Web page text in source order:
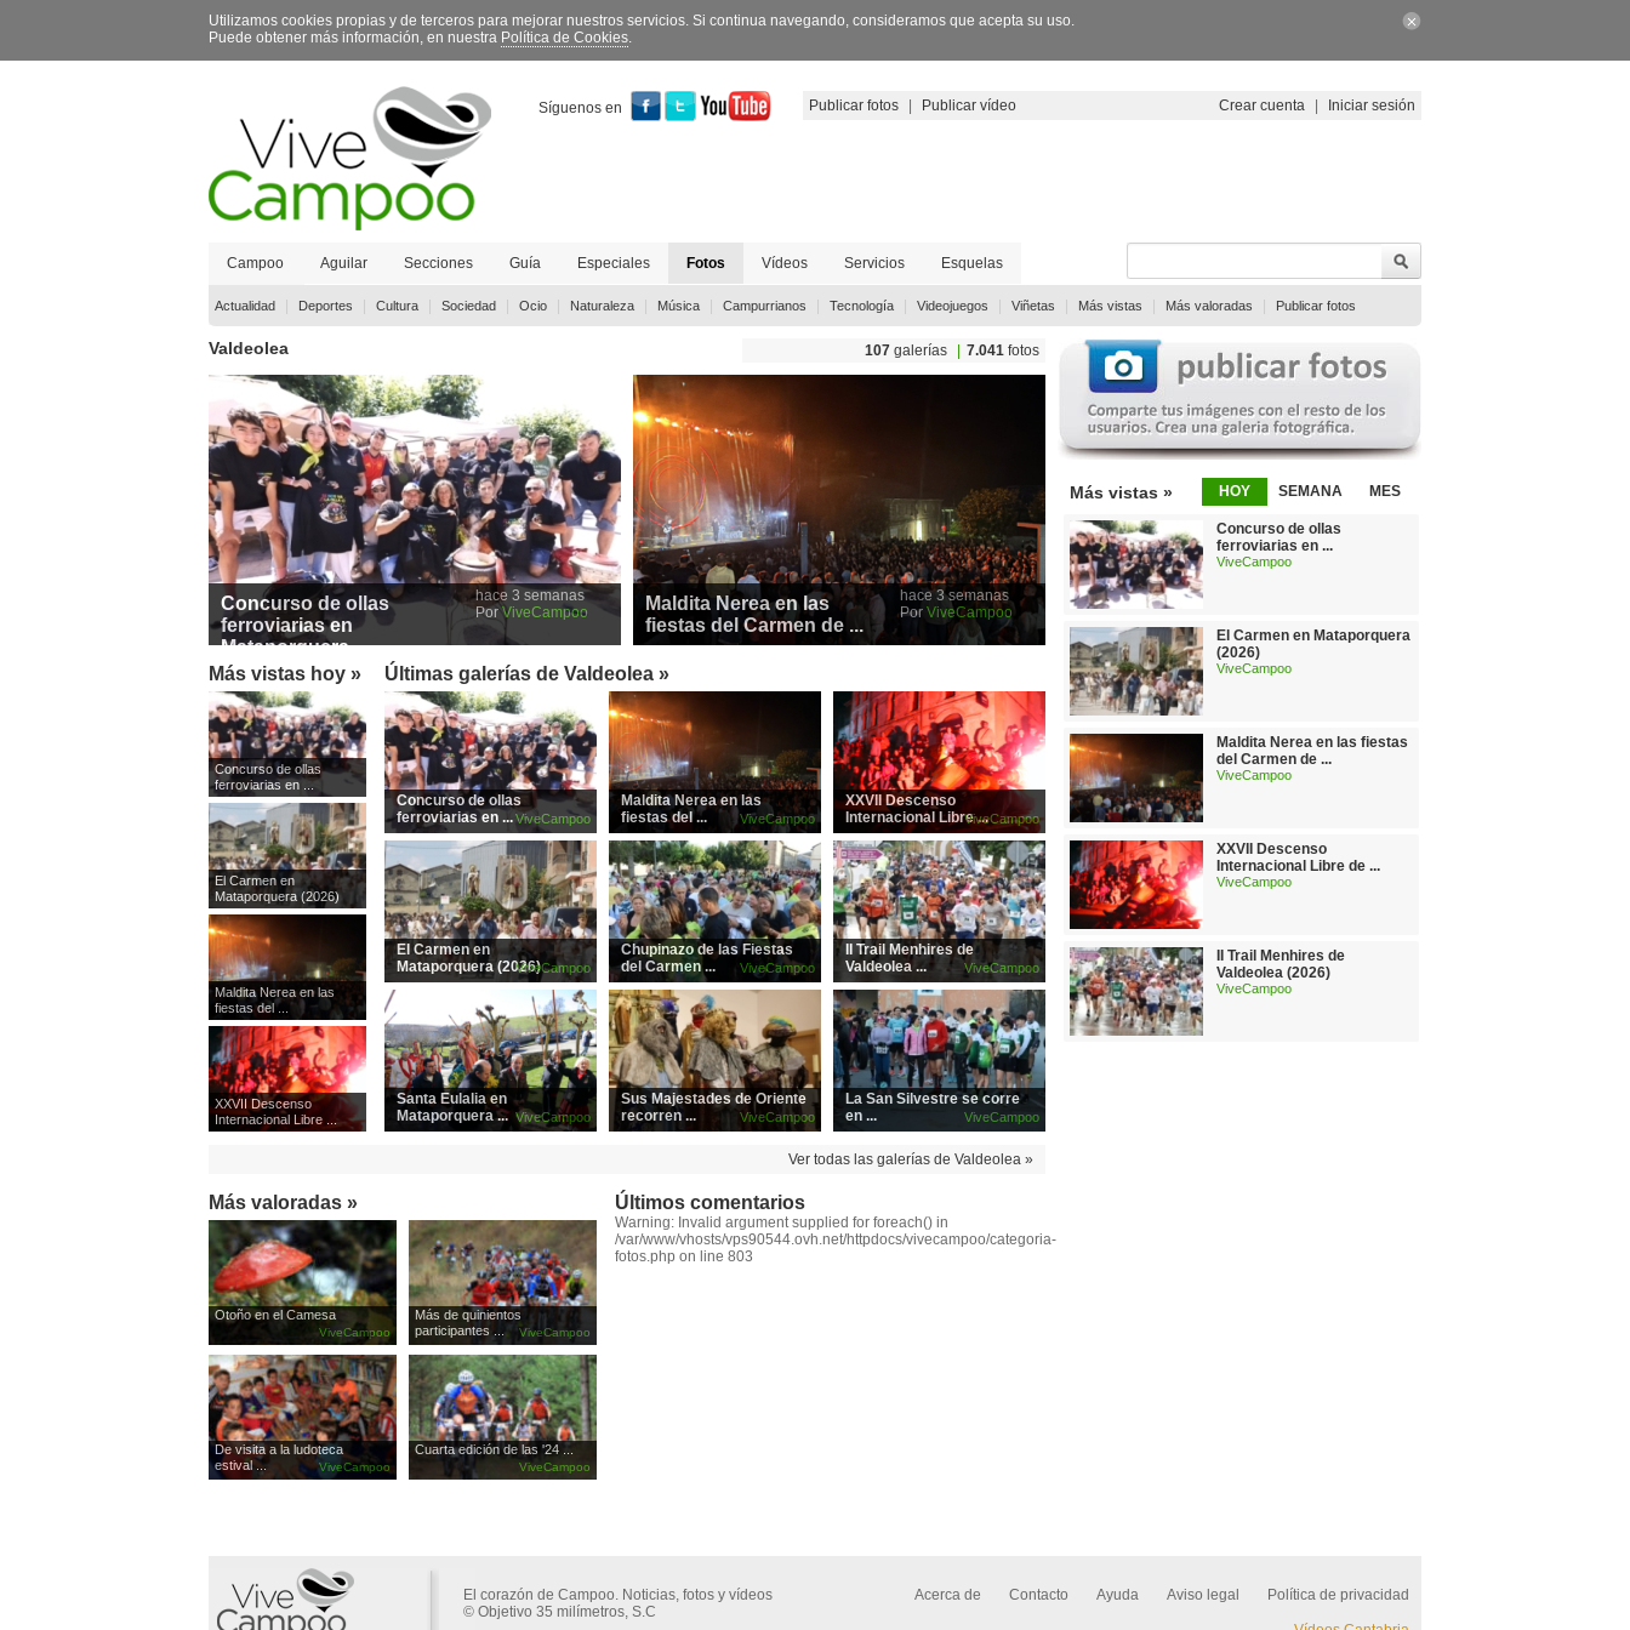
Utilizamos cookies propias y de terceros para mejorar nuestros servicios. Si continua navegando, consideramos que acepta su uso.
Puede obtener más información, en nuestra Política de Cookies.
Síguenos en Publicar fotos Publicar vídeo Crear cuenta Iniciar sesión
Campoo Aguilar Secciones Guía Especiales Fotos
Actualidad Deportes Cultura Sociedad Ocio Naturaleza Música Campurrianos Tecnología Videojuegos Viñetas Más vistas Más valoradas Publicar fotos
Vídeos Servicios Esquelas
Contacto
Valdeolea 107 galerías 7.041 fotos
Concurso de ollas
ferroviarias en
Mataporquera ...
hace 3 semanas
Por ViveCampoo
Maldita Nerea en las
fiestas del Carmen de ...
hace 3 semanas
Por ViveCampoo
Más vistas hoy »
Concurso de ollas
ferroviarias en ...
El Carmen en
Mataporquera (2026)
Maldita Nerea en las
fiestas del ...
XXVII Descenso
Internacional Libre ...
Últimas galerías de Valdeolea »
ViveCampoo
Concurso de ollas
ferroviarias en ...
ViveCampoo
Maldita Nerea en las
fiestas del ...
ViveCampoo
XXVII Descenso
Internacional Libre ...
ViveCampoo
El Carmen en
Mataporquera (2026)
ViveCampoo
Chupinazo de las Fiestas
del Carmen ...
ViveCampoo
II Trail Menhires de
Valdeolea ...
ViveCampoo
Santa Eulalia en
Mataporquera ...
ViveCampoo
Sus Majestades de Oriente
recorren ...
ViveCampoo
La San Silvestre se corre
en ...
Ver todas las galerías de Valdeolea »
Más valoradas »
ViveCampoo
Otoño en el Camesa
ViveCampoo
Más de quinientos
participantes ...
ViveCampoo
De visita a la ludoteca
estival ...
ViveCampoo
Cuarta edición de las '24 ...
Últimos comentarios
Warning: Invalid argument supplied for foreach() in
/var/www/vhosts/vps90544.ovh.net/httpdocs/vivecampoo/categoria-
fotos.php on line 803
Más vistas » HOY SEMANA MES
Concurso de ollas
ferroviarias en ...
ViveCampoo
El Carmen en Mataporquera
(2026)
ViveCampoo
Maldita Nerea en las fiestas
del Carmen de ...
ViveCampoo
XXVII Descenso
Internacional Libre de ...
ViveCampoo
II Trail Menhires de
Valdeolea (2026)
ViveCampoo
El corazón de Campoo. Noticias, fotos y vídeos
© Objetivo 35 milímetros, S.C
Acerca de Contacto Ayuda Aviso legal Política de privacidad